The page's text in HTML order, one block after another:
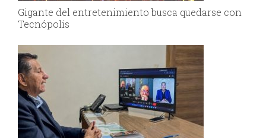
Gigante del entretenimiento busca quedarse con
Tecnópolis